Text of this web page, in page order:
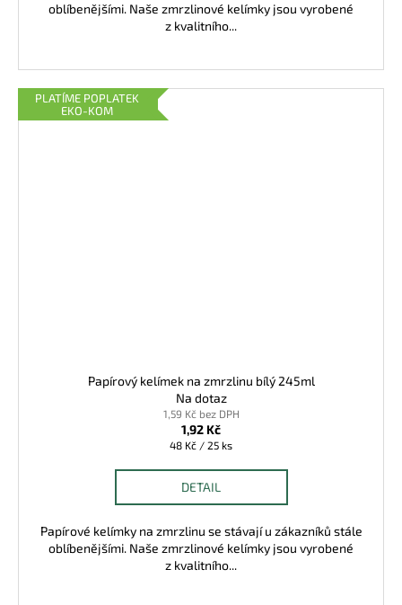
oblíbenějšími. Naše zmrzlinové kelímky jsou vyrobené
z kvalitního...
PLATÍME POPLATEK
EKO-KOM
Papírový kelímek na zmrzlinu bílý 245ml
Na dotaz
1,59 Kč bez DPH
1,92 Kč
Měrná
48 Kč / 25 ks
DETAIL
Papírové kelímky na zmrzlinu se stávají u zákazníků stále
oblíbenějšími. Naše zmrzlinové kelímky jsou vyrobené
z kvalitního...